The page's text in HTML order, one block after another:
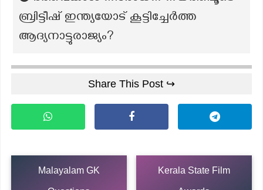
ബ്രിട്ടീഷ് ഇന്ത്യയോട് കൂട്ടിച്ചേർത്ത
ആദ്യനാട്ടുരാജ്യം?
Share This Post ↪
Malayalam GK Kerala State Film